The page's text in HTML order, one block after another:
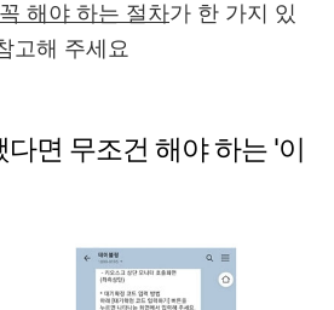
꼭 해야 하는 절차가 한 가지 있
고해 주세요
면 무조건 해야 하는 '이